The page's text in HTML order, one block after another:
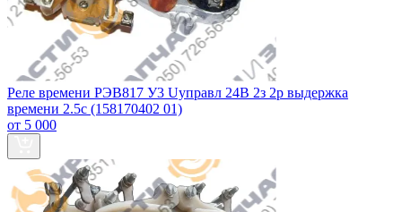
Реле времени РЭВ817 У3 Uуправл 24В 2з 2р выдержка
времени 2.5с (158170402 01)
от 5 000